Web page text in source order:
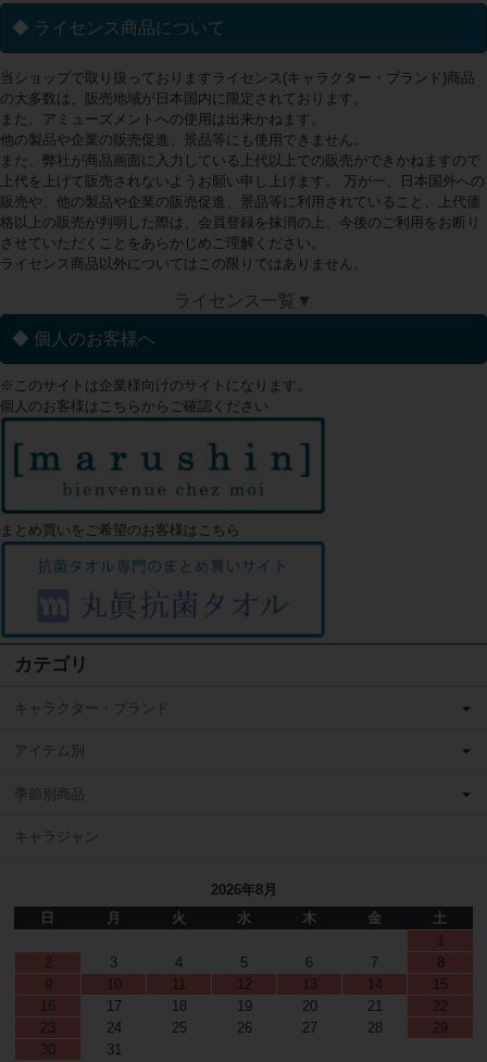
◆ ライセンス商品について
当ショップで取り扱っておりますライセンス(キャラクター・ブランド)商品
の大多数は、販売地域が日本国内に限定されております。
また、アミューズメントへの使用は出来かねます。
他の製品や企業の販売促進、景品等にも使用できません。
また、弊社が商品画面に入力している上代以上での販売ができかねますので
上代を上げて販売されないようお願い申し上げます。 万が一、日本国外への
販売や、他の製品や企業の販売促進、景品等に利用されていること、上代価
格以上の販売が判明した際は、会員登録を抹消の上、今後のご利用をお断り
させていただくことをあらかじめご理解ください。
ライセンス商品以外についてはこの限りではありません。
ライセンス一覧▼
◆ 個人のお客様へ
※このサイトは企業様向けのサイトになります。
個人のお客様はこちらからご確認ください
まとめ買いをご希望のお客様はこちら
カテゴリ
キャラクター・ブランド
アイテム別
季節別商品
キャラジャン
2026年8月
日
月 火 水 木 金
土
1
2
3 4 5 6 7
8
9
10 11 12 13 14
15
16
17 18 19 20 21
22
23
24 25 26 27 28
29
30
31